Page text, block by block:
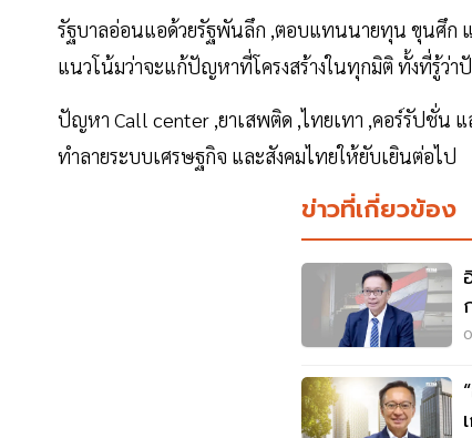
รัฐบาลอ่อนแอด้วยรัฐพันลึก ,ตอบแทนนายทุน ขุนศึก
แนวโน้มว่าจะแก้ปัญหาที่โครงสร้างในทุกมิติ ทั้งที่รู้ว่
ปัญหา Call center ,ยาเสพติด ,ไทยเทา ,คอร์รัปชั่น แ
ทำลายระบบเศรษฐกิจ และสังคมไทยให้ยับเยินต่อไป
ข่าวที่เกี่ยวข้อง